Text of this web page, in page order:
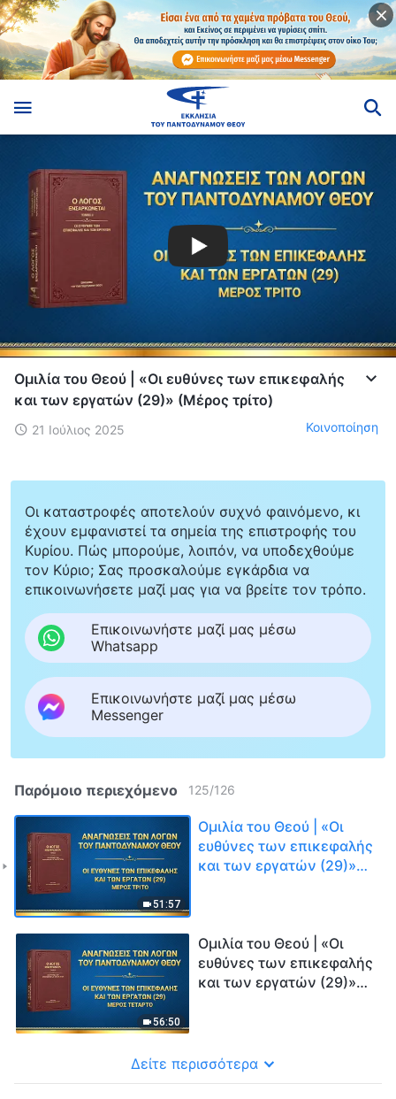
Ομιλία του Θεού | «Οι ευθύνες των επικεφαλής
και των εργατών (29)» (Μέρος τρίτο)
21 Ιούλιος 2025 Κοινοποίηση
Οι καταστροφές αποτελούν συχνό φαινόμενο, κι
έχουν εμφανιστεί τα σημεία της επιστροφής του
Κυρίου. Πώς μπορούμε, λοιπόν, να υποδεχθούμε
τον Κύριο; Σας προσκαλούμε εγκάρδια να
επικοινωνήσετε μαζί μας για να βρείτε τον τρόπο.
Επικοινωνήστε μαζί μας μέσω
Whatsapp
Επικοινωνήστε μαζί μας μέσω
Messenger
Παρόμοιο περιεχόμενο 125/126
51:57
Ομιλία του Θεού | «Οι
ευθύνες των επικεφαλής
και των εργατών (29)»
56:50
Ομιλία του Θεού | «Οι
ευθύνες των επικεφαλής
και των εργατών (29)»
Δείτε περισσότερα